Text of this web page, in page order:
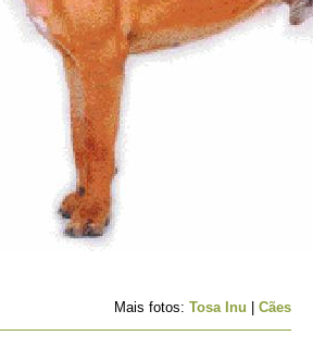
Mais fotos: Tosa Inu Cães